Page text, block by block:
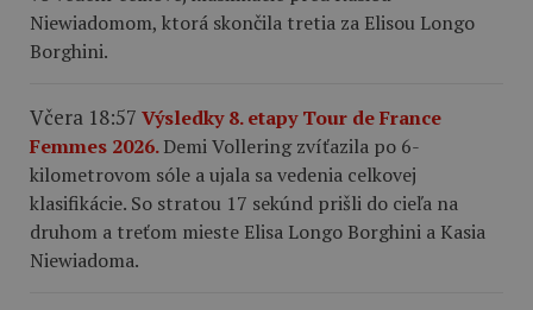
Niewiadomom, ktorá skončila tretia za Elisou Longo
Borghini.
Včera 18:57 Výsledky 8. etapy Tour de France
Femmes 2026.Demi Vollering zvíťazila po 6-
kilometrovom sóle a ujala sa vedenia celkovej
klasifikácie. So stratou 17 sekúnd prišli do cieľa na
druhom a treťom mieste Elisa Longo Borghini a Kasia
Niewiadoma.